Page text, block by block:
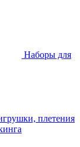
Наборы для
плетения